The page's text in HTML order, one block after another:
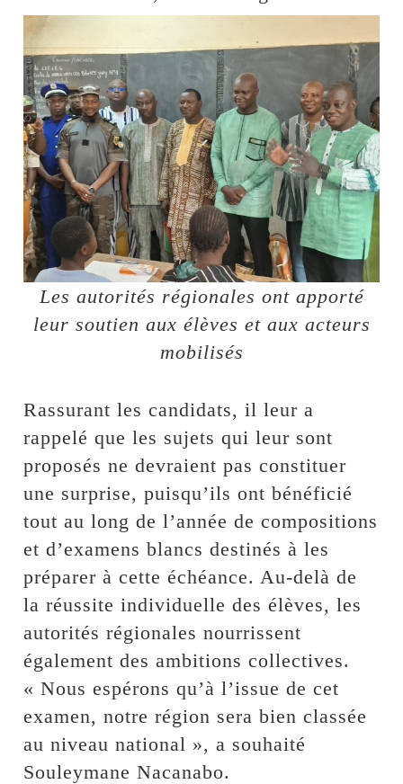
Les autorités régionales ont apporté
leur soutien aux élèves et aux acteurs
mobilisés
Rassurant les candidats, il leur a
rappelé que les sujets qui leur sont
proposés ne devraient pas constituer
une surprise, puisqu’ils ont bénéficié
tout au long de l’année de compositions
et d’examens blancs destinés à les
préparer à cette échéance. Au-delà de
la réussite individuelle des élèves, les
autorités régionales nourrissent
également des ambitions collectives.
« Nous espérons qu’à l’issue de cet
examen, notre région sera bien classée
au niveau national », a souhaité
Souleymane Nacanabo.